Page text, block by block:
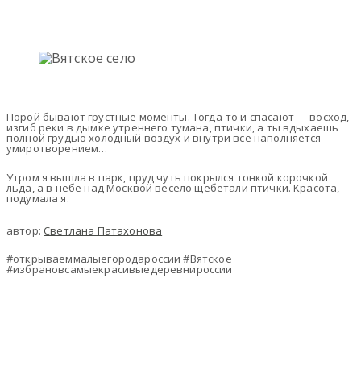
Порой бывают грустные моменты. Тогда-то и спасают — восход,
изгиб реки в дымке утреннего тумана, птички, а ты вдыхаешь
полной грудью холодный воздух и внутри всё наполняется
умиротворением…
Утром я вышла в парк, пруд чуть покрылся тонкой корочкой
льда, а в небе над Москвой весело щебетали птички. Красота, —
подумала я.
автор: Светлана Патахонова
#открываеммалыегородароссии #Вятское
#избрановсамыекрасивыедеревнироссии